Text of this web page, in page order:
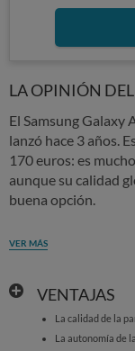
LA OPINIÓN
El Samsung Galaxy
lanzó hace 3 años.
170 euros: es
aunque su calidad
buena opción.
VER MÁS
VENTAJAS
La calidad de la
La autonomía de